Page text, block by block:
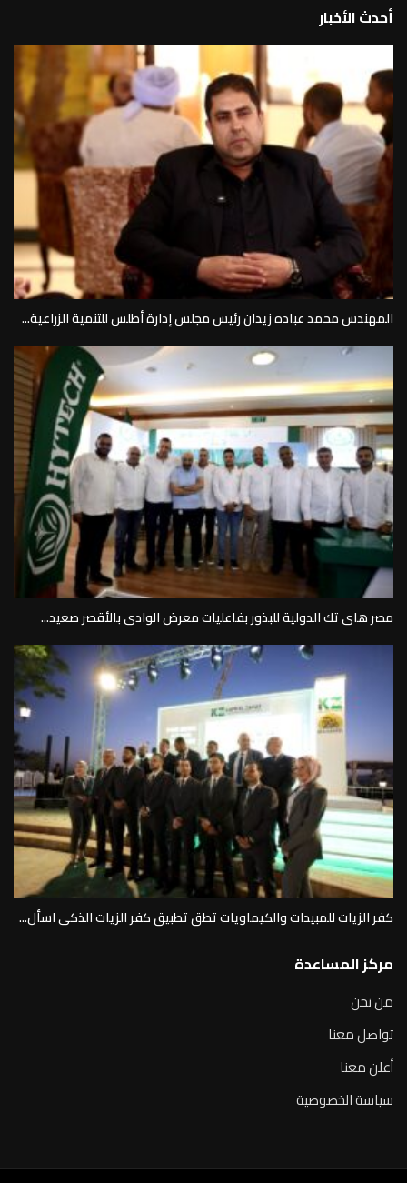
أحدث الأخبار
المهندس محمد عباده زيدان رئيس مجلس إدارة أطلس للتنمية الزراعية...
مصر هاى تك الدولية للبذور بفاعليات معرض الوادى بالأقصر صعيد...
كفر الزيات للمبيدات والكيماويات تطق تطبيق كفر الزيات الذكى اسأل...
مركز المساعدة
من نحن
تواصل معنا
أعلن معنا
سياسة الخصوصية